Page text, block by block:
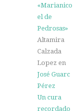
«Marianico
el de
Pedrosas»
Altamira
Calzada
Lopez en
José Guarc
Pérez
Un cura
recordado